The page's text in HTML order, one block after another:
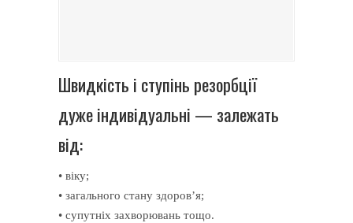
Швидкість і ступінь резорбції
дуже індивідуальні — залежать
від:
• віку;
• загального стану здоров’я;
• супутніх захворювань тощо.